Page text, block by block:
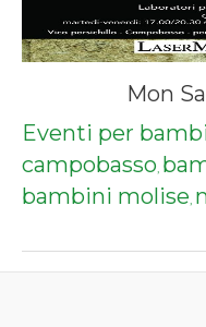
Mon
Eventi per
campobasso,
bambini molise,